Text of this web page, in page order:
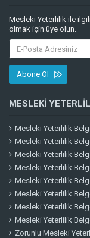
Mesleki Yeterlilik ile
olmak için üye olun.
Abone Ol
MESLEKI
Mesleki Yeterlilik
Mesleki Yeterlilik
Mesleki Yeterlilik
Mesleki Yeterlilik
Mesleki Yeterlilik
Mesleki Yeterlilik
Mesleki Yeterlilik
Mesleki Yeterlilik
Zorunlu Mesleki